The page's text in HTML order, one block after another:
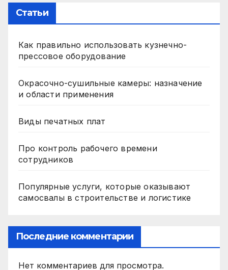
Статьи
Как правильно использовать кузнечно-
прессовое оборудование
Окрасочно-сушильные камеры: назначение
и области применения
Виды печатных плат
Про контроль рабочего времени
сотрудников
Популярные услуги, которые оказывают
самосвалы в строительстве и логистике
Последние комментарии
Нет комментариев для просмотра.